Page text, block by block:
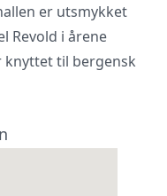
er utsmykket
Revold i årene
knyttet til bergensk